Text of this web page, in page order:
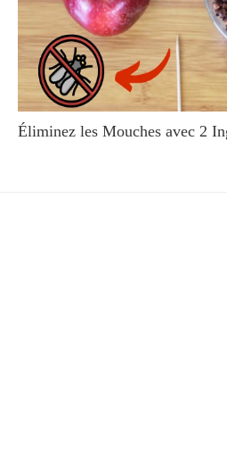
Éliminez les Mouches avec 2